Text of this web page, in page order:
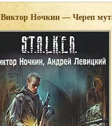
Виктор Ночкин — Череп